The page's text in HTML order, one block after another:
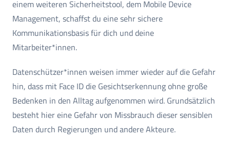
einem weiteren Sicherheitstool, dem Mobile Device
Management, schaffst du eine sehr sichere
Kommunikationsbasis für dich und deine
Mitarbeiter*innen.
Datenschützer*innen weisen immer wieder auf die Gefahr
hin, dass mit Face ID die Gesichtserkennung ohne große
Bedenken in den Alltag aufgenommen wird. Grundsätzlich
besteht hier eine Gefahr von Missbrauch dieser sensiblen
Daten durch Regierungen und andere Akteure.